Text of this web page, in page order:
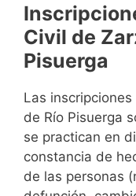
Civil de
Pisuerga
Las
de Río Pisuerga
se practican en
constancia de
de las personas